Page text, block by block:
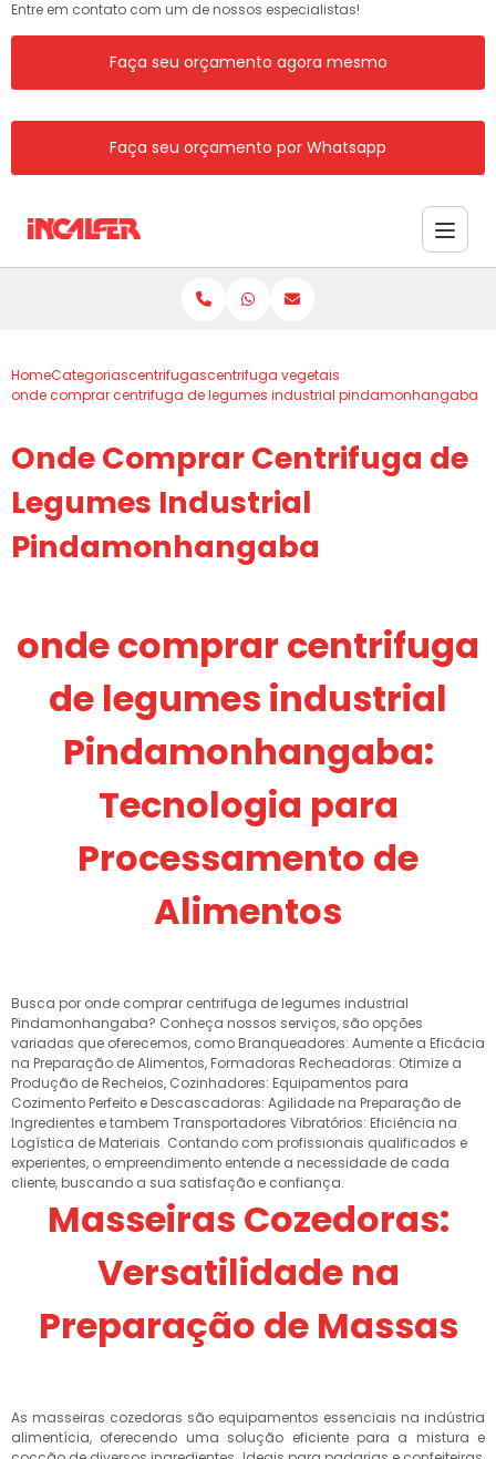
Entre em contato com um de nossos especialistas!
Faça seu orçamento agora mesmo
Faça seu orçamento por Whatsapp
HomeCategoriascentrifugascentrifuga vegetais
onde comprar centrifuga de legumes industrial pindamonhangaba
Onde Comprar Centrifuga de
Legumes Industrial
Pindamonhangaba
onde comprar centrifuga
de legumes industrial
Pindamonhangaba:
Tecnologia para
Processamento de
Alimentos
Busca por onde comprar centrifuga de legumes industrial
Pindamonhangaba? Conheça nossos serviços, são opções
variadas que oferecemos, como Branqueadores: Aumente a Eficácia
na Preparação de Alimentos, Formadoras Recheadoras: Otimize a
Produção de Recheios, Cozinhadores: Equipamentos para
Cozimento Perfeito e Descascadoras: Agilidade na Preparação de
Ingredientes e tambem Transportadores Vibratórios: Eficiência na
Logística de Materiais. Contando com profissionais qualificados e
experientes, o empreendimento entende a necessidade de cada
cliente, buscando a sua satisfação e confiança.
Masseiras Cozedoras:
Versatilidade na
Preparação de Massas
As masseiras cozedoras são equipamentos essenciais na indústria
alimentícia, oferecendo uma solução eficiente para a mistura e